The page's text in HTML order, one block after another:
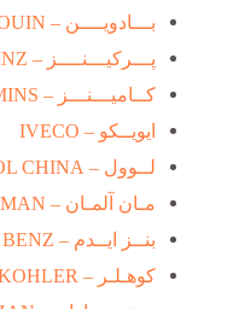
بـــادویــــن – BAUDOUIN
پـــرکیـــنــــز – PERKINZ
کــامیـــنـــز – CUMMINS
ایویــکو – IVECO
لــوول – LOVOL CHINA
مـان آلمـان – MAN
بنــز ایــدم – BENZ
کوهـلـر – KOHLER